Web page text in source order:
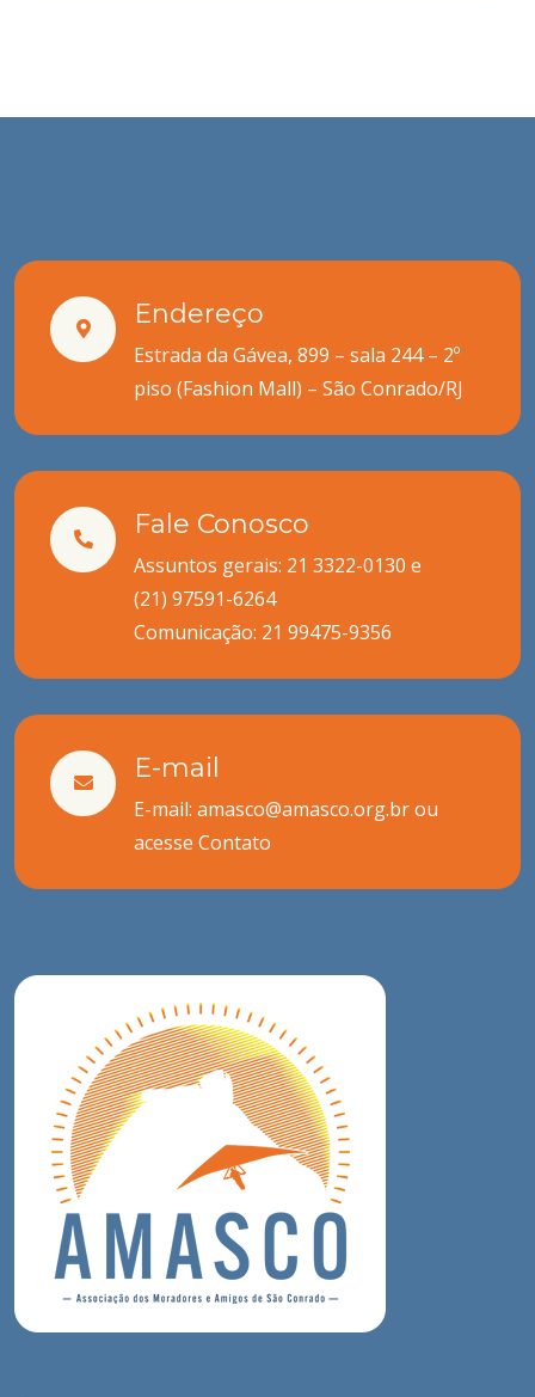
Endereço
Estrada da Gávea, 899 – sala 244 – 2º
piso (Fashion Mall) – São Conrado/RJ
Fale Conosco
Assuntos gerais: 21 3322-0130 e
(21) 97591-6264
Comunicação: 21 99475-9356
E-mail
E-mail: amasco@amasco.org.br ou
acesse Contato